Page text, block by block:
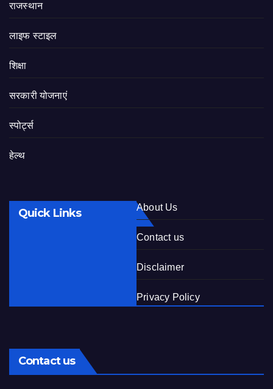
राजस्थान
लाइफ स्टाइल
शिक्षा
सरकारी योजनाएं
स्पोर्ट्स
हेल्थ
Quick Links About Us
Contact us
Disclaimer
Privacy Policy
Contact us